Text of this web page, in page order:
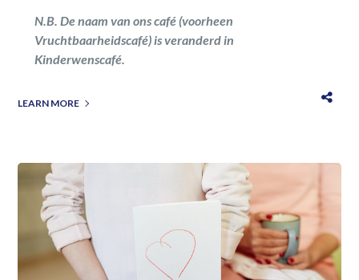
N.B. De naam van ons café (voorheen
Vruchtbaarheidscafé) is veranderd in
Kinderwenscafé.
LEARN MORE